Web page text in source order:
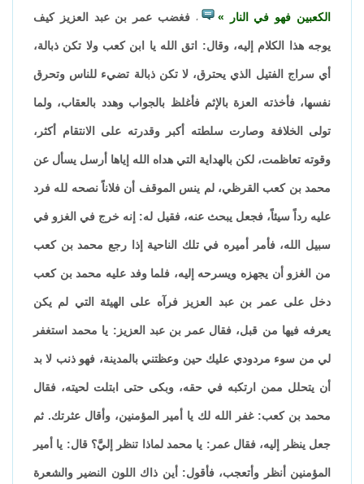
الكعبين فهو في النار ، فغضب عمر بن عبد العزيز كيف
يوجه هذا الكلام إليه، وقال: اتق الله يا ابن كعب ولا تكن ذبالة،
أي سراج الفتيل الذي يحترق، لا تكن ذبالة تضيء للناس وتحرق
نفسها، فأخذته العزة بالإثم فأغلظ بالجواب وهدد بالعقاب، ولما
تولى الخلافة وصارت سلطته أكبر وقدرته على الانتقام أكثر،
وقوته تعاظمت، لكن بالهداية التي هداه الله إياها أرسل يسأل عن
محمد بن كعب القرظي، لم ينس الموقف أن فلاناً نصحه لله فرد
عليه رداً سيئاً، فجعل يبحث عنه، فقيل له: إنه خرج في الغزو في
سبيل الله، فأمر أميره في تلك الناحية إذا رجع محمد بن كعب
من الغزو أن يجهزه ويسرحه إليه، فلما وفد عليه محمد بن كعب
دخل على عمر بن عبد العزيز فرآه على الهيئة التي لم يكن
يعرفه فيها من قبل، فقال عمر بن عبد العزيز: يا محمد استغفر
لي من سوء مردودي عليك حين وعظتني بالمدينة، فهو ذنب لا بد
أن يتحلل ممن ارتكبه في حقه، وبكى حتى ابتلت لحيته، فقال
محمد بن كعب: غفر الله لك يا أمير المؤمنين، وأقال عثرتك. ثم
جعل ينظر إليه، فقال عمر: يا محمد لماذا تنظر إليَّ؟ قال: يا أمير
المؤمنين أنظر وأتعجب، فأقول: أين ذاك اللون النضير والشعرة